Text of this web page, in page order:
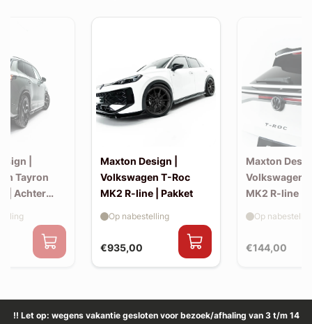
|
Tayron
| Achter
Maxton Design |
Volkswagen T-Roc
MK2 R-line | Pakket
€935,00
Op nabestelling
Maxton
Volkswagen
MK2 R-line |
€144,00
Op
!! Let op: wegens vakantie gesloten voor bezoek/afhaling van 3 t/m 14